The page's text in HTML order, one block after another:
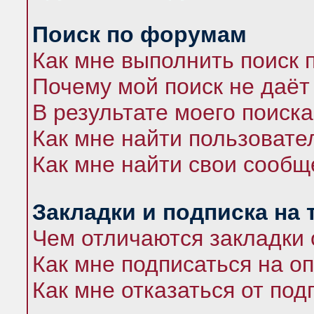
Поиск по форумам
Как мне выполнить
Почему мой поиск не даёт
В результате моего
Как мне найти
Как мне найти свои
Закладки и подписка на
Чем отличаются закладки
Как мне подписаться на
Как мне отказаться от